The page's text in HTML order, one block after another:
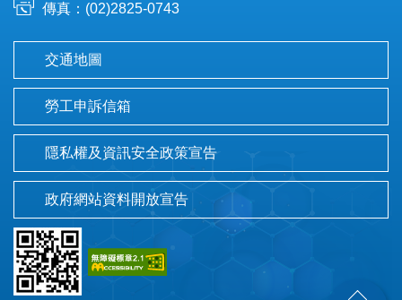
傳真：(02)2825-0743
交通地圖
勞工申訴信箱
隱私權及資訊安全政策宣告
政府網站資料開放宣告